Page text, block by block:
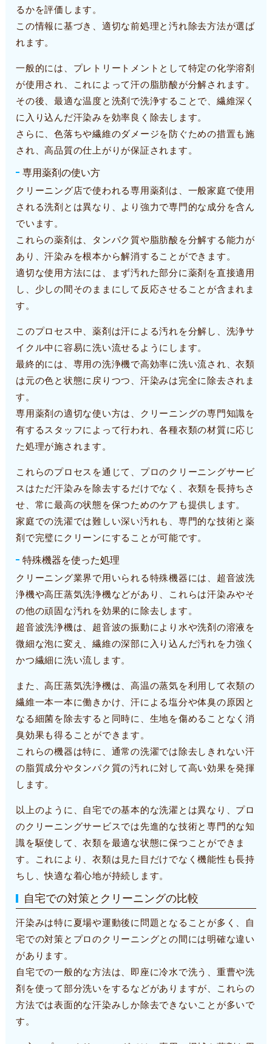
るかを評価します。
この情報に基づき、適切な前処理と汚れ除去方法が選ば
れます。
一般的には、プレトリートメントとして特定の化学溶剤
が使用され、これによって汗の脂肪酸が分解されます。
その後、最適な温度と洗剤で洗浄することで、繊維深く
に入り込んだ汗染みを効率良く除去します。
さらに、色落ちや繊維のダメージを防ぐための措置も施
され、高品質の仕上がりが保証されます。
専用薬剤の使い方
クリーニング店で使われる専用薬剤は、一般家庭で使用
される洗剤とは異なり、より強力で専門的な成分を含ん
でいます。
これらの薬剤は、タンパク質や脂肪酸を分解する能力が
あり、汗染みを根本から解消することができます。
適切な使用方法には、まず汚れた部分に薬剤を直接適用
し、少しの間そのままにして反応させることが含まれま
す。
このプロセス中、薬剤は汗による汚れを分解し、洗浄サ
イクル中に容易に洗い流せるようにします。
最終的には、専用の洗浄機で高効率に洗い流され、衣類
は元の色と状態に戻りつつ、汗染みは完全に除去されま
す。
専用薬剤の適切な使い方は、クリーニングの専門知識を
有するスタッフによって行われ、各種衣類の材質に応じ
た処理が施されます。
これらのプロセスを通じて、プロのクリーニングサービ
スはただ汗染みを除去するだけでなく、衣類を長持ちさ
せ、常に最高の状態を保つためのケアも提供します。
家庭での洗濯では難しい深い汚れも、専門的な技術と薬
剤で完璧にクリーンにすることが可能です。
特殊機器を使った処理
クリーニング業界で用いられる特殊機器には、超音波洗
浄機や高圧蒸気洗浄機などがあり、これらは汗染みやそ
の他の頑固な汚れを効果的に除去します。
超音波洗浄機は、超音波の振動により水や洗剤の溶液を
微細な泡に変え、繊維の深部に入り込んだ汚れを力強く
かつ繊細に洗い流します。
また、高圧蒸気洗浄機は、高温の蒸気を利用して衣類の
繊維一本一本に働きかけ、汗による塩分や体臭の原因と
なる細菌を除去すると同時に、生地を傷めることなく消
臭効果も得ることができます。
これらの機器は特に、通常の洗濯では除去しきれない汗
の脂質成分やタンパク質の汚れに対して高い効果を発揮
します。
以上のように、自宅での基本的な洗濯とは異なり、プロ
のクリーニングサービスでは先進的な技術と専門的な知
識を駆使して、衣類を最適な状態に保つことができま
す。これにより、衣類は見た目だけでなく機能性も長持
ちし、快適な着心地が持続します。
自宅での対策とクリーニングの比較
汗染みは特に夏場や運動後に問題となることが多く、自
宅での対策とプロのクリーニングとの間には明確な違い
があります。
自宅での一般的な方法は、即座に冷水で洗う、重曹や洗
剤を使って部分洗いをするなどがありますが、これらの
方法では表面的な汗染みしか除去できないことが多いで
す。